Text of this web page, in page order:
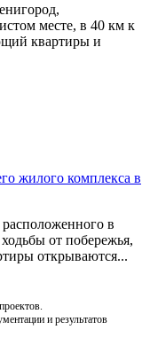
месте, в 40 км к
квартиры и
жилого комплекса в
в
от побережья,
открываются...
и результатов